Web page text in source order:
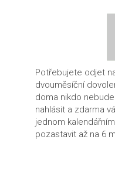
Potřebujete odjet
dvouměsíční
doma nikdo
nahlásit a zdarma
jednom
pozastavit až na 6